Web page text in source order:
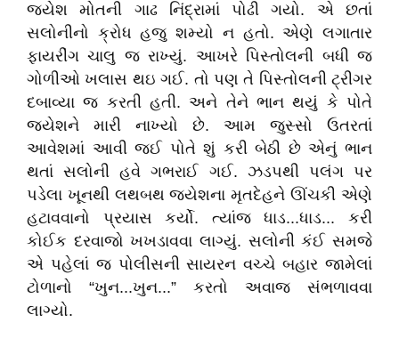
જયેશ મોતની ગાઢ નિંદ્રામાં પોઢી ગયો. એ છતાં
સલોનીનો ક્રોધ હજુ શમ્યો ન હતો. એણે લગાતાર
ફાયરીંગ ચાલુ જ રાખ્યું. આખરે પિસ્તોલની બધી જ
ગોળીઓ ખલાસ થઇ ગઈ. તો પણ તે પિસ્તોલની ટ્રીગર
દબાવ્યા જ કરતી હતી. અને તેને ભાન થયું કે પોતે
જયેશને મારી નાખ્યો છે. આમ જુસ્સો ઉતરતાં
આવેશમાં આવી જઈ પોતે શું કરી બેઠી છે એનું ભાન
થતાં સલોની હવે ગભરાઈ ગઈ. ઝડપથી પલંગ પર
પડેલા ખૂનથી લથબથ જયેશના મૃતદેહને ઊંચકી એણે
હટાવવાનો પ્રયાસ કર્યો. ત્યાંજ ધાડ...ધાડ... કરી
કોઈક દરવાજો ખખડાવવા લાગ્યું. સલોની કંઈ સમજે
એ પહેલાં જ પોલીસની સાયરન વચ્ચે બહાર જામેલાં
ટોળાનો “ખુન...ખુન...” કરતો અવાજ સંભળાવવા
લાગ્યો.